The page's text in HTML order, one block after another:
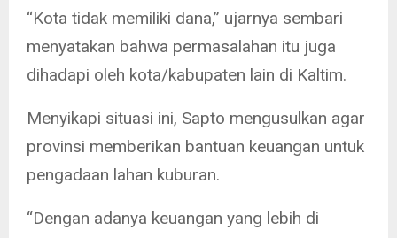
“Kota tidak memiliki dana,” ujarnya sembari
menyatakan bahwa permasalahan itu juga
dihadapi oleh kota/kabupaten lain di Kaltim.
Menyikapi situasi ini, Sapto mengusulkan agar
provinsi memberikan bantuan keuangan untuk
pengadaan lahan kuburan.
“Dengan adanya keuangan yang lebih di